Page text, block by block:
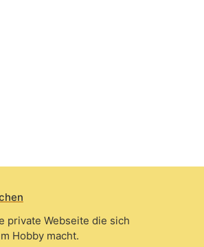
private Webseite die sich
Hobby macht.